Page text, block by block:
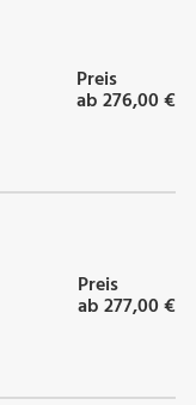
Preis
ab 276,00 €
Preis
ab 277,00 €